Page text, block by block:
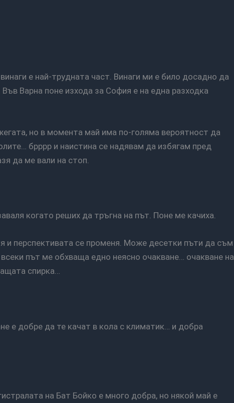
Варна поне изхода за София е на една разходка
брррр и наистина се надявам да избягам пред
да ме вали на стоп.
когато реших да тръгна на път. Поне ме качиха.
път ме обхваща едно неясно очакване… очакване на
спирка…